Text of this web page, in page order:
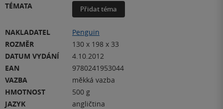
TÉMATA
Přidat téma
NAKLADATEL
Penguin
ROZMĚR
130 x 198 x 33
DATUM VYDÁNÍ
4.10.2012
EAN
9780241953044
VAZBA
měkká vazba
HMOTNOST
500 g
JAZYK
angličtina